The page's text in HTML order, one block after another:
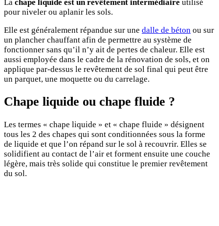
La chape liquide est un revêtement intermédiaire utilisé
pour niveler ou aplanir les sols.
Elle est généralement répandue sur une dalle de béton ou sur
un plancher chauffant afin de permettre au système de
fonctionner sans qu’il n’y ait de pertes de chaleur. Elle est
aussi employée dans le cadre de la rénovation de sols, et on
applique par-dessus le revêtement de sol final qui peut être
un parquet, une moquette ou du carrelage.
Chape liquide ou chape fluide ?
Les termes « chape liquide » et « chape fluide » désignent
tous les 2 des chapes qui sont conditionnées sous la forme
de liquide et que l’on répand sur le sol à recouvrir. Elles se
solidifient au contact de l’air et forment ensuite une couche
légère, mais très solide qui constitue le premier revêtement
du sol.